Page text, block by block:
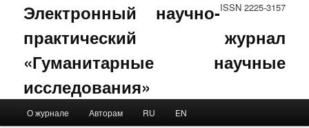
ISSN 2225-3157
Электронный научно-
практический журнал
«Гуманитарные научные
исследования»
Skip to primary content
Skip to secondary content
О журнале Авторам RU EN